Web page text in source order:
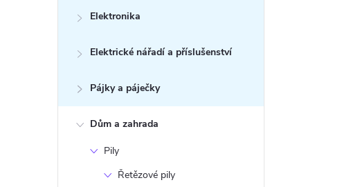
Elektronika
Elektrické nářadí a příslušenství
Pájky a páječky
Dům a zahrada
Pily
Řetězové pily